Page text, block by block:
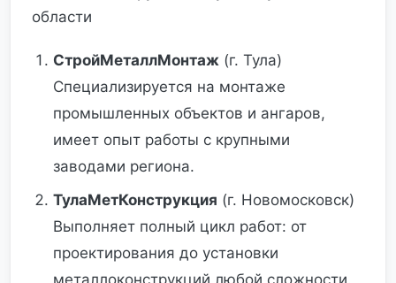
области
СтройМеталлМонтаж (г. Тула)
Специализируется на монтаже
промышленных объектов и ангаров,
имеет опыт работы с крупными
заводами региона.
ТулаМетКонструкция (г. Новомосковск)
Выполняет полный цикл работ: от
проектирования до установки
металлоконструкций любой сложности.